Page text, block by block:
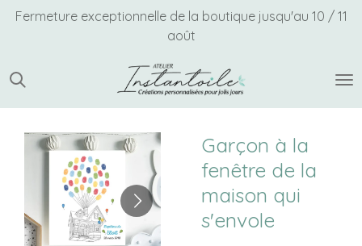
Passer
principal
Fermeture exceptionnelle de la boutique jusqu'au 10 / 11
août
Garçon à la
fenêtre de la
maison qui
s'envole